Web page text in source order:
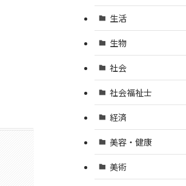
生活
生物
社会
社会福祉士
経済
美容・健康
美術